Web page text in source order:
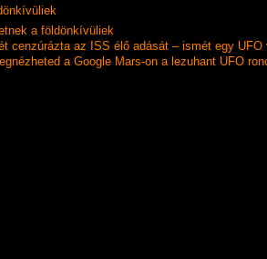
a földönkívüliek
cenzúrázta az ISS élő adását – ismét egy UFO
a Google Mars-on a lezuhant UFO